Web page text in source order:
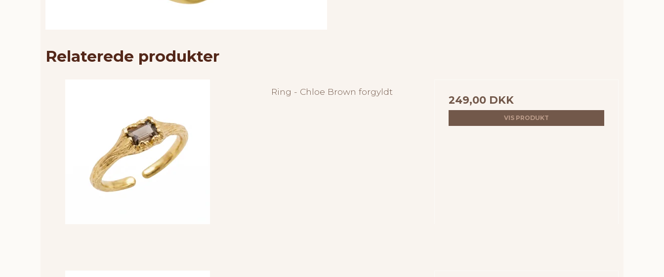
Relaterede produkter
Ring - Chloe Brown forgyldt
249,00 DKK
VIS PRODUKT